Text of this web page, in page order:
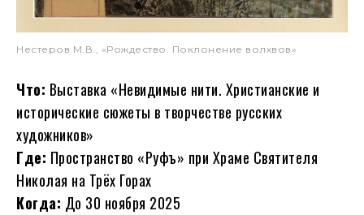
Нестеров М.В., «Рождество. Поклонение волхвов»
Что: Выставка «Невидимые нити. Христианские и
исторические сюжеты в творчестве русских
художников»
Где: Пространство «Руфъ» при Храме Святителя
Николая на Трёх Горах
Когда: До 30 ноября 2025